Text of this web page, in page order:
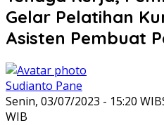
Gelar Pelatihan
Asisten Pembuat
Sudianto Pane
Senin, 03/07/2023 - 15:20 WIB
WIB